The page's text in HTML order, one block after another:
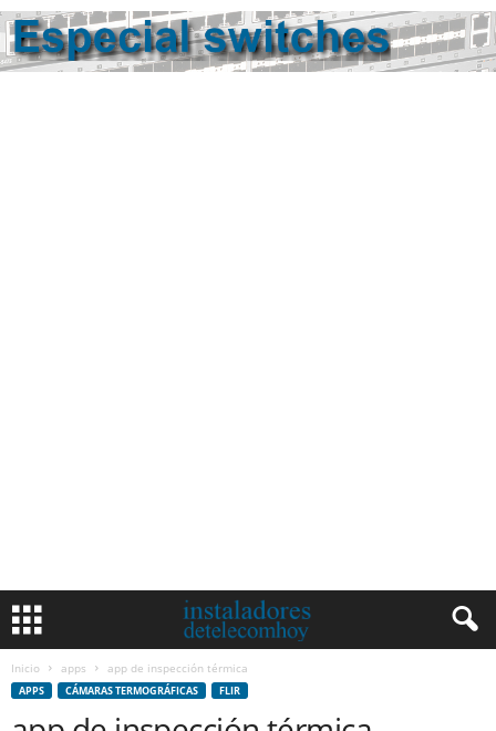
Inicio apps app de inspección térmica
APPS CÁMARAS TERMOGRÁFICAS FLIR